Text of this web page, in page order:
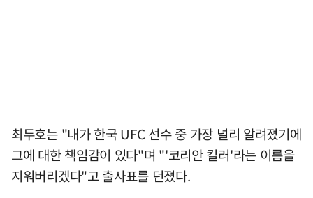
최두호는 "내가 한국 UFC 선수 중 가장 널리 알려졌기에
그에 대한 책임감이 있다"며 "'코리안 킬러'라는 이름을
지워버리겠다"고 출사표를 던졌다.